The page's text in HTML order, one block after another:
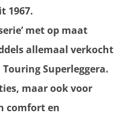
1967.
met op maat
allemaal verkocht
Superleggera.
maar ook voor
comfort en